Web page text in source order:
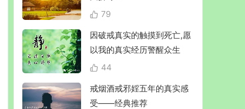
79
因破戒真实的触摸到死亡,愿
以我的真实经历警醒众生
44
戒烟酒戒邪婬五年的真实感
受——经典推荐